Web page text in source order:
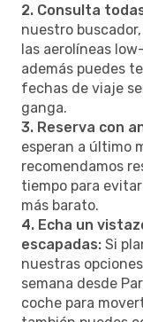
2. Consulta
nuestro
las aerolíneas
además puedes
fechas de viaje
ganga.
3. Reserva con
esperan a último
recomendamos
tiempo para
más barato.
4. Echa un
escapadas: Si
nuestras
semana desde
coche para